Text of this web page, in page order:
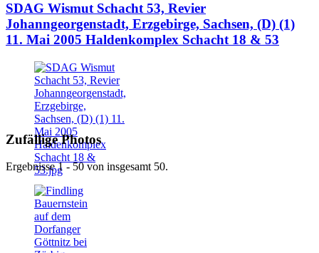
SDAG Wismut Schacht 53, Revier
Johanngeorgenstadt, Erzgebirge, Sachsen, (D) (1)
11. Mai 2005 Haldenkomplex Schacht 18 & 53
Zufällige Photos
Ergebnisse 1 - 50 von insgesamt 50.